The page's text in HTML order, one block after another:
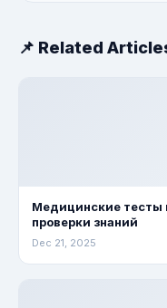
📌 Related
Медицинские тесты
проверки знаний
Dec 21, 2025